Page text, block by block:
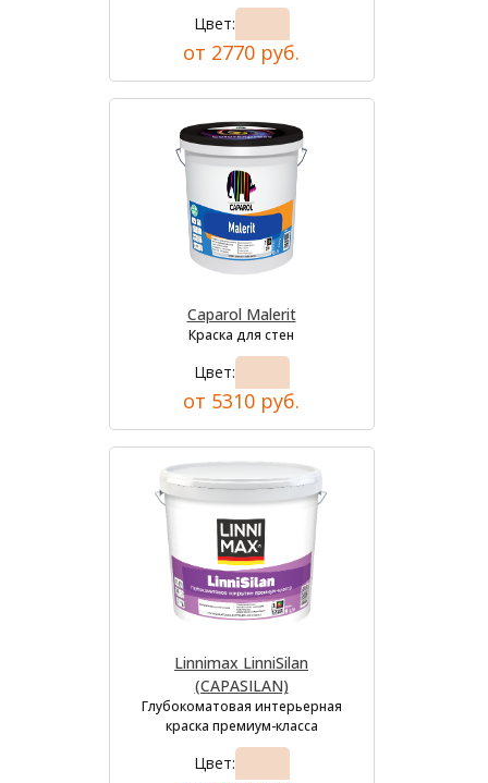
Цвет:
от 2770 руб.
Caparol Malerit
Краска для стен
Цвет:
от 5310 руб.
Linnimax LinniSilan
(CAPASILAN)
Глубокоматовая интерьерная
краска премиум-класса
Цвет: